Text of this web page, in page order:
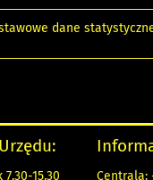
dane
15.30 Centrala: